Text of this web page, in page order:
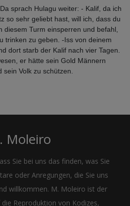
sprach Hulagu weiter: - Kalif, da ich
so sehr geliebt hast, will ich, dass du
diesem Turm einsperren und befahl,
trinken zu geben. -Iss von deinem
dort starb der Kalif nach vier Tagen.
er hätte sein Gold Männern
Volk zu schützen.
Moleiro
Sie bei uns das finden, was Sie
oder Anregungen, die Sie uns
willkommen. M. Moleiro ist der
Reproduktion von Kodizes,